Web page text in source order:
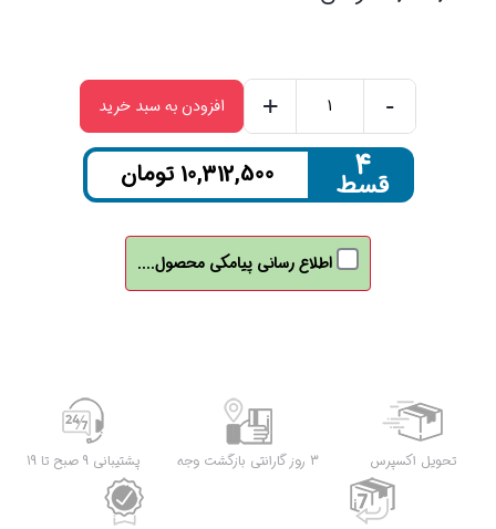
5G/TD-
LTE
AURORA
-
+ افزودن به سبد خرید
۴
قسط 10,312,500 تومان
اطلاع رسانی پیامکی محصول....
تحویل اکسپرس 3 روز گارانتی بازگشت وجه پشتیبانی 9 صبح تا 19